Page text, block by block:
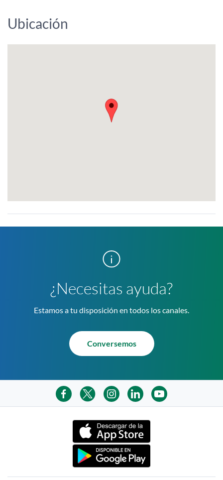
Ubicación
¿Necesitas ayuda?
Estamos a tu disposición en todos los canales.
Conversemos